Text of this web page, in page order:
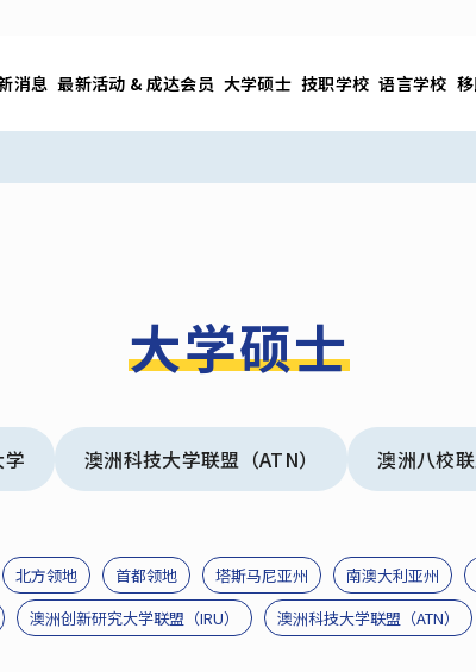
消息 最新活动 & 成达会员 大学硕士 技职学校 语言学校
大学硕士
学 澳洲科技大学联盟（ATN） 澳洲八校联
北方领地 首都领地 塔斯马尼亚州 南澳大利亚州
澳洲创新研究大学联盟（IRU） 澳洲科技大学联盟（ATN）